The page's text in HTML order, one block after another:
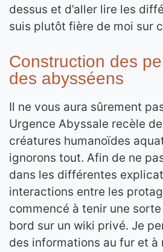
dessus et d’aller lire les
suis plutôt fière de moi sur
Construction des
des abysséens
Il ne vous aura sûrement
Urgence Abyssale recèle
créatures humanoïdes
ignorons tout. Afin de ne
dans les différentes
interactions entre les
commencé à tenir une
bord sur un wiki privé. Je
des informations au fur et à